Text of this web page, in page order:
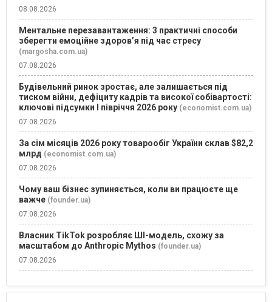
08.08.2026
Ментальне перезавантаження: 3 практичні способи
зберегти емоційне здоров’я під час стресу
(margosha.com.ua)
07.08.2026
Будівельний ринок зростає, але залишається під
тиском війни, дефіциту кадрів та високої собівартості:
ключові підсумки І півріччя 2026 року (economist.com.ua)
07.08.2026
За сім місяців 2026 року товарообіг України склав $82,2
млрд (economist.com.ua)
07.08.2026
Чому ваш бізнес зупиняється, коли ви працюєте ще
важче (founder.ua)
07.08.2026
Власник TikTok розробляє ШІ-модель, схожу за
масштабом до Anthropic Mythos (founder.ua)
07.08.2026